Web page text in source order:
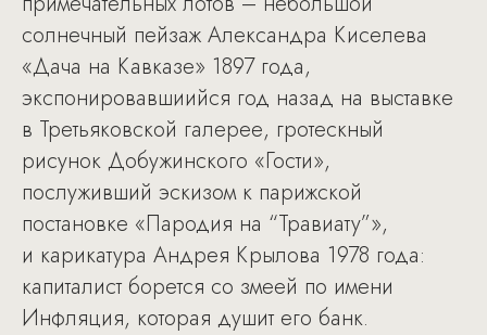
солнечный пейзаж Александра Киселева
«Дача на Кавказе» 1897 года,
экспонировавшиийся год назад на выставке
в Третьяковской галерее, гротескный
рисунок Добужинского «Гости»,
послуживший эскизом к парижской
постановке «Пародия на “Травиату”»,
и карикатура Андрея Крылова 1978 года:
капиталист борется со змеей по имени
Инфляция, которая душит его банк.